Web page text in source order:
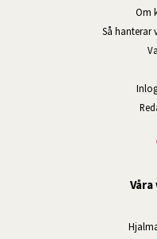
Om
Så hanterar